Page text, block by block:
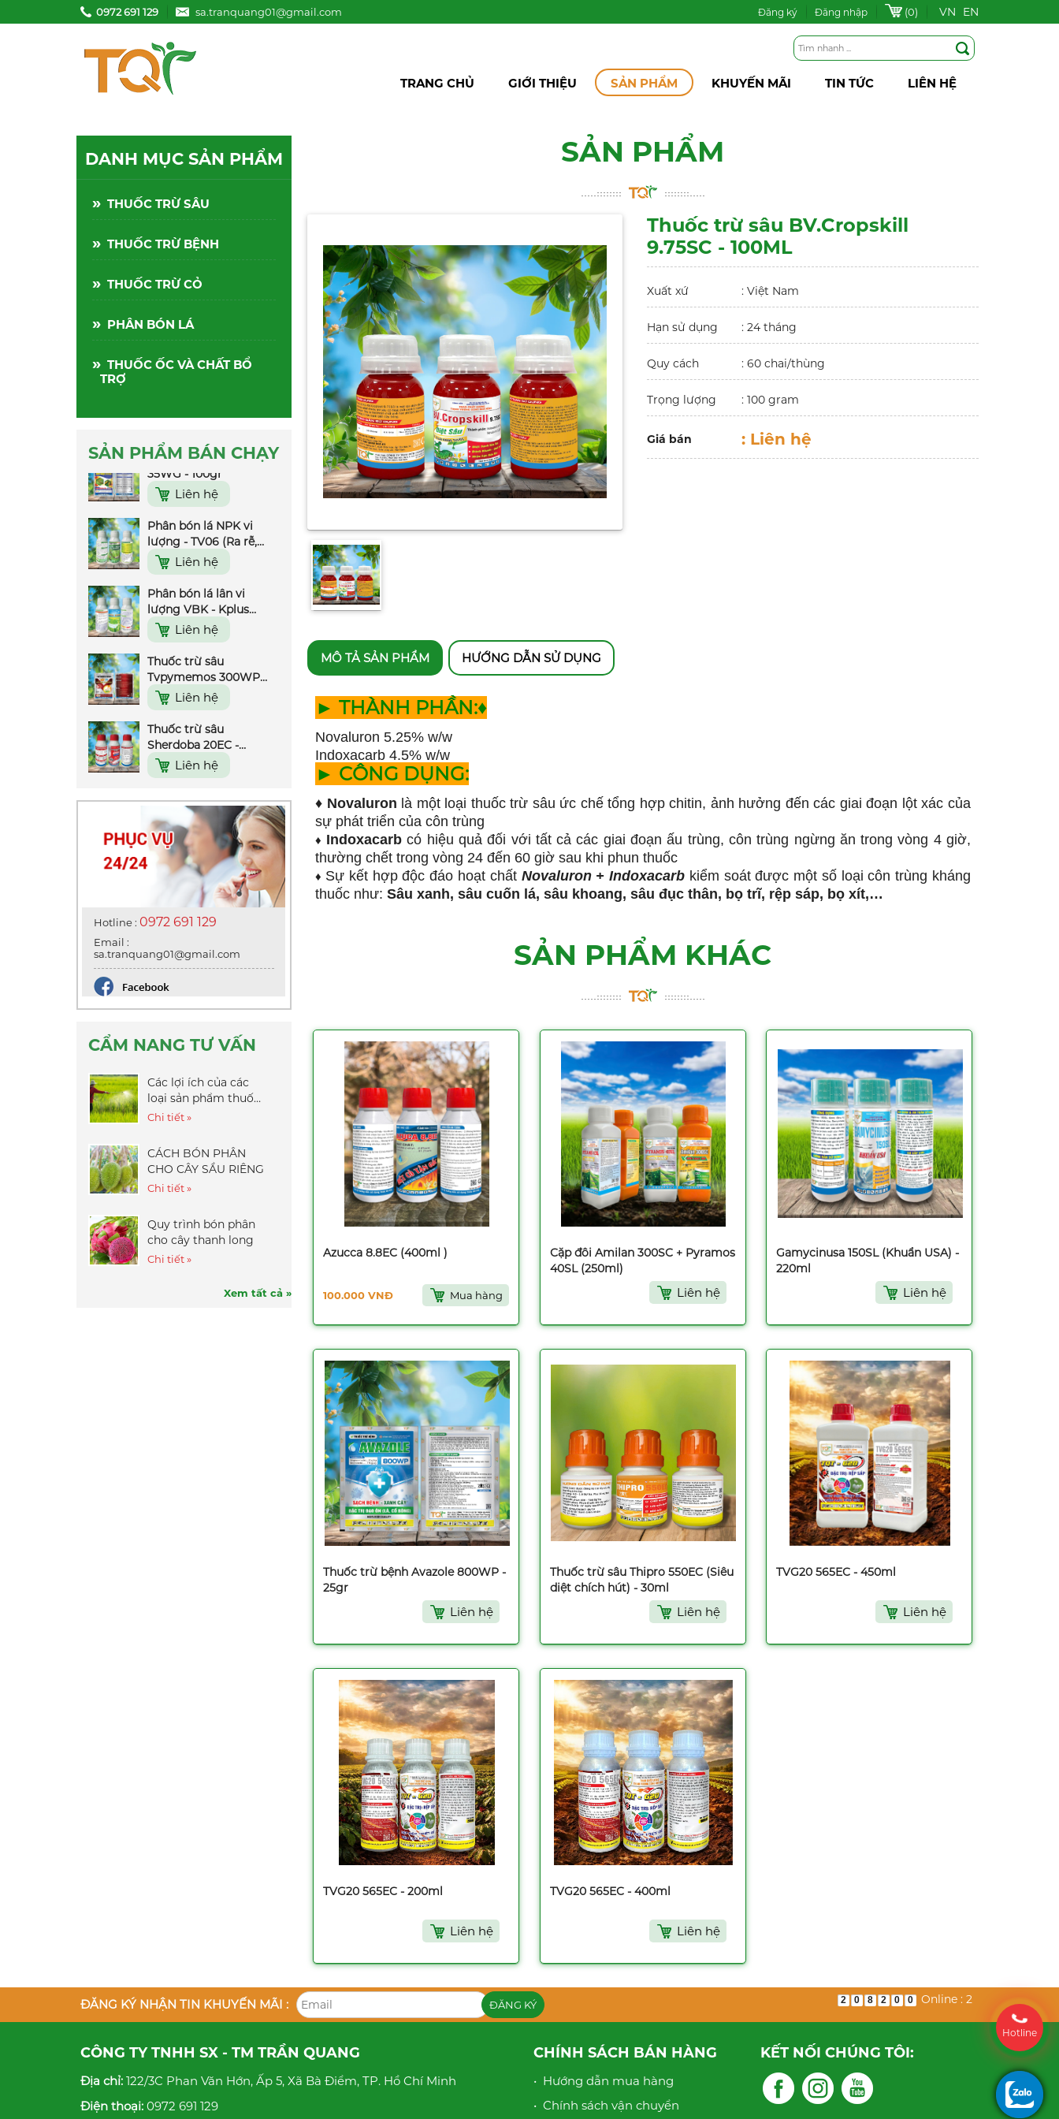
0972 691 129 sa.tranquang01@gmail.com Đăng ký Đăng nhập (0) VN EN
TRANG CHỦ GIỚI THIỆU SẢN PHẨM KHUYẾN MÃI TIN TỨC LIÊN HỆ
DANH MỤC SẢN PHẨM
» THUỐC TRỪ SÂU
» THUỐC TRỪ BỆNH
» THUỐC TRỪ CỎ
» PHÂN BÓN LÁ
» THUỐC ỐC VÀ CHẤT BỔ
TRỢ
SẢN PHẨM BÁN CHẠY
Pymestar 550WG
(Hiệu kiến chúa) - 2gr
Thuốc trừ sâu
Abagent 500WP -
100grLiên hệ
Thuốc trừ sâu Rep
35WG - 100gr
Liên hệ
Phân bón lá NPK vi
lượng - TV06 (Ra rễ,
nở bụi, đẻ nhánh) -
500ml
Liên hệ
Phân bón lá lân vi
lượng VBK - Kplus
(Rước Đòng) - 500ml
Liên hệ
Thuốc trừ sâu
Tvpymemos 300WP
(Rầy 77) - 100gr
Liên hệ
Thuốc trừ sâu
Sherdoba 20EC -
450mlLiên hệ
Thuốc trừ sâu Hama
Liên hệ
Thuốc trừ sâu Kimcis
20EC - 240ml
Liên hệ
Thuốc trừ sâu
Pymestar 550WG
Liên hệ
Abagent 500WP -
100grLiên hệ
Thuốc trừ sâu Rep
30grLiên hệ
Thuốc trừ sâu Nofara
Liên hệ
Phân bón lá NPK vi
500ml
Liên hệ
Phân bón lá lân vi
lượng VBK - Kplus
Hotline : 0972 691 129
Email :
sa.tranquang01@gmail.com
CẨM NANG TƯ VẤN
Các lợi ích của các
loại sản phẩm thuốc
bảo vệ thực vật
Chi tiết »
CÁCH BÓN PHÂN
CHO CÂY SẦU RIÊNG
Chi tiết »
Quy trình bón phân
cho cây thanh long
Chi tiết »
Xem tất cả »
SẢN PHẨM
Thuốc trừ sâu BV.Cropskill
9.75SC - 100ML
Xuất xứ : Việt Nam
Hạn sử dụng : 24 tháng
Quy cách : 60 chai/thùng
Trọng lượng : 100 gram
Giá bán : Liên hệ
MÔ TẢ SẢN PHẨM HƯỚNG DẪN SỬ DỤNG
► THÀNH PHẦN:♦
Novaluron 5.25% w/w
Indoxacarb 4.5% w/w
► CÔNG DỤNG:
♦ Novaluron là một loại thuốc trừ sâu ức chế tổng hợp chitin, ảnh hưởng đến các giai đoạn lột xác của
sự phát triển của côn trùng
♦ Indoxacarb có hiệu quả đối với tất cả các giai đoạn ấu trùng, côn trùng ngừng ăn trong vòng 4 giờ,
thường chết trong vòng 24 đến 60 giờ sau khi phun thuốc
♦ Sự kết hợp độc đáo hoạt chất Novaluron + Indoxacarb kiểm soát được một số loại côn trùng kháng
thuốc như: Sâu xanh, sâu cuốn lá, sâu khoang, sâu đục thân, bọ trĩ, rệp sáp, bọ xít,…
SẢN PHẨM KHÁC
Azucca 8.8EC (400ml )
100.000 VNĐ Mua hàng
Cặp đôi Amilan 300SC + Pyramos
40SL (250ml)
Liên hệ
Gamycinusa 150SL (Khuẩn USA) -
220ml
Liên hệ
Thuốc trừ bệnh Avazole 800WP -
25gr
Liên hệ
Thuốc trừ sâu Thipro 550EC (Siêu
diệt chích hút) - 30ml
Liên hệ
TVG20 565EC - 450ml
Liên hệ
TVG20 565EC - 200ml
Liên hệ
TVG20 565EC - 400ml
Liên hệ
ĐĂNG KÝ NHẬN TIN KHUYẾN MÃI : 2 0 8 2 0 0 Online : 2
CÔNG TY TNHH SX - TM TRẦN QUANG
Địa chỉ: 122/3C Phan Văn Hớn, Ấp 5, Xã Bà Điểm, TP. Hồ Chí Minh
Điện thoại: 0972 691 129
CHÍNH SÁCH BÁN HÀNG
• Hướng dẫn mua hàng
• Chính sách vận chuyển
KẾT NỐI CHÚNG TÔI:
Hotline